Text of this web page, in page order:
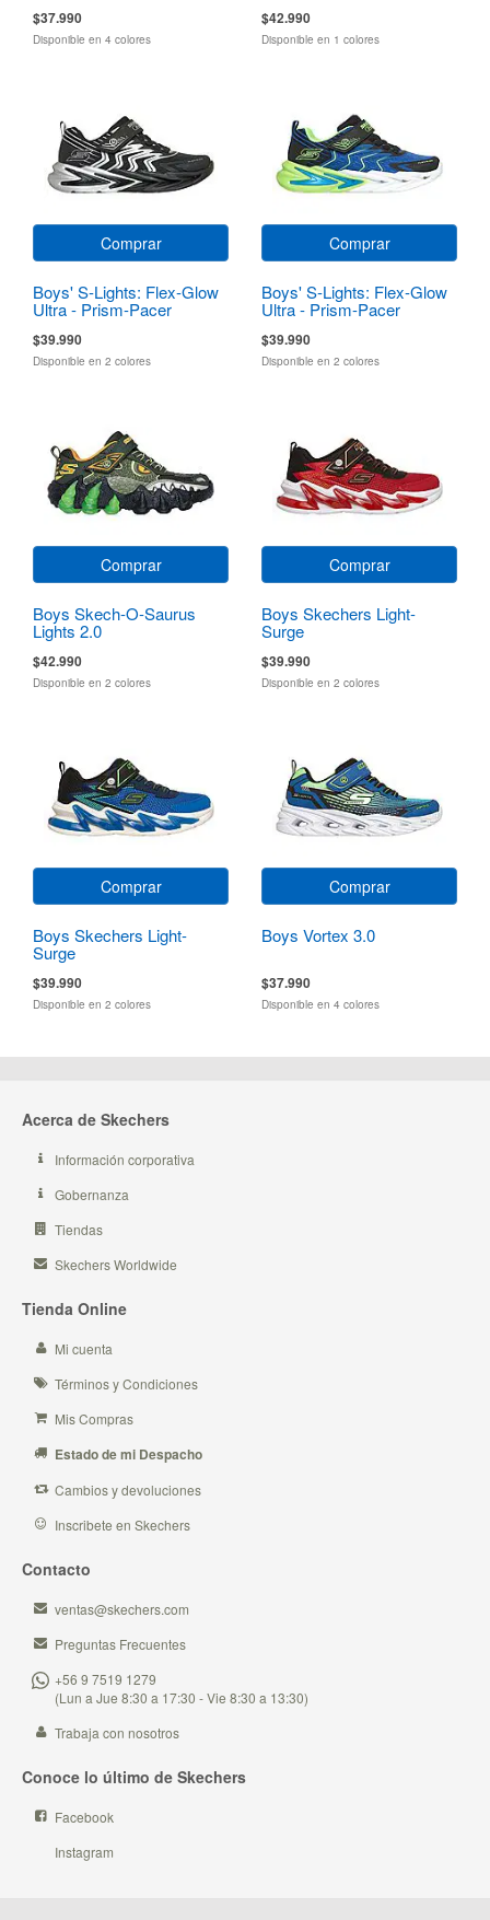
$37.990
Disponible en 4 colores
$42.990
Disponible en 1 colores
Comprar
Boys' S-Lights: Flex-Glow
Ultra - Prism-Pacer
$39.990
Disponible en 2 colores
Comprar
Boys' S-Lights: Flex-Glow
Ultra - Prism-Pacer
$39.990
Disponible en 2 colores
Comprar
Boys Skech-O-Saurus
Lights 2.0
$42.990
Disponible en 2 colores
Comprar
Boys Skechers Light-
Surge
$39.990
Disponible en 2 colores
Comprar
Boys Skechers Light-
Surge
$39.990
Disponible en 2 colores
Comprar
Boys Vortex 3.0
$37.990
Disponible en 4 colores
Acerca de Skechers
Información corporativa
Gobernanza
Tiendas
Skechers Worldwide
Tienda Online
Mi cuenta
Términos y Condiciones
Mis Compras
Estado de mi Despacho
Cambios y devoluciones
Inscribete en Skechers
Contacto
ventas@skechers.com
Preguntas Frecuentes
+56 9 7519 1279
(Lun a Jue 8:30 a 17:30 - Vie 8:30 a 13:30)
Trabaja con nosotros
Conoce lo último de Skechers
Facebook
Instagram